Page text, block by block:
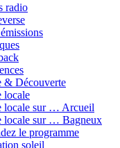
radio
& Découverte
locale
locale sur … Arcueil
locale sur … Bagneux
le programme
soleil